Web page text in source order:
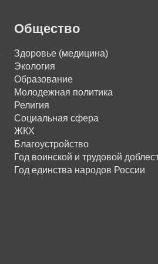
Общество
Здоровье (медицина)
Экология
Образование
Молодежная политика
Религия
Социальная сфера
ЖКХ
Благоустройство
Год воинской и трудовой
Год единства народов России